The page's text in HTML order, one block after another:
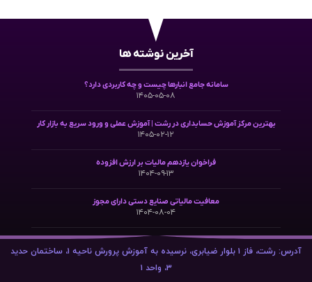
آخرین نوشته ها
سامانه جامع انبارها چیست و چه کاربردی دارد؟
۱۴۰۵-۰۵-۰۸
بهترین مرکز آموزش حسابداری در رشت | آموزش عملی و ورود سریع به بازار کار
۱۴۰۵-۰۲-۱۲
فراخوان یازدهم مالیات بر ارزش افزوده
۱۴۰۴-۰۹-۱۳
معافیت مالیاتی صنایع دستی دارای مجوز
۱۴۰۴-۰۸-۰۴
آدرس: رشت، فاز ۱ بلوار ضیابری، نرسیده به آموزش پرورش ناحیه ۱، ساختمان حدید
۳، واحد ۱